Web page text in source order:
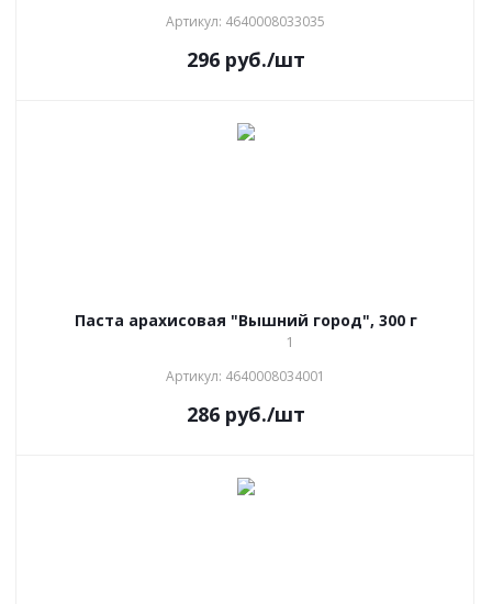
Артикул: 4640008033035
296руб./шт
Паста арахисовая "Вышний город", 300 г
1
Артикул: 4640008034001
286руб./шт